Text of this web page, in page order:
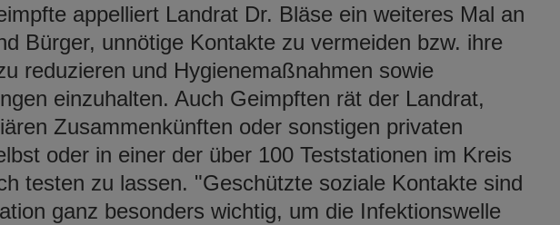
appelliert Landrat Dr. Bläse ein weiteres Mal an
Bürger, unnötige Kontakte zu vermeiden bzw. ihre
reduzieren und Hygienemaßnahmen sowie
einzuhalten. Auch Geimpften rät der Landrat,
Zusammenkünften oder sonstigen privaten
oder in einer der über 100 Teststationen im Kreis
testen zu lassen. "Geschützte soziale Kontakte sind
ganz besonders wichtig, um die Infektionswelle